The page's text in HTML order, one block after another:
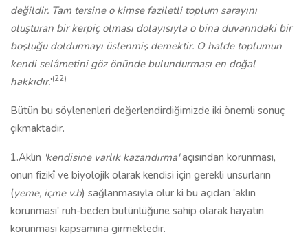
değildir. Tam tersine o kimse faziletli toplum sarayını
oluşturan bir kerpiç olması dolayısıyla o bina duvarındaki bir
boşluğu doldurmayı üslenmiş demektir. O halde toplumun
kendi selâmetini göz önünde bulundurması en doğal
hakkıdır.'(22)
Bütün bu söylenenleri değerlendirdiğimizde iki önemli sonuç
çıkmaktadır.
1.Aklın 'kendisine varlık kazandırma'açısından korunması,
onun fizikî ve biyolojik olarak kendisi için gerekli unsurların
(yeme, içme v.b) sağlanmasıyla olur ki bu açıdan 'aklın
korunması' ruh-beden bütünlüğüne sahip olarak hayatın
korunması kapsamına girmektedir.